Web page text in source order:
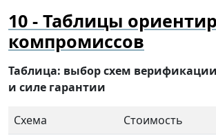
Таблицы
компромиссов
Таблица: выбор схем
и силе гарантии
Схема Стоимость